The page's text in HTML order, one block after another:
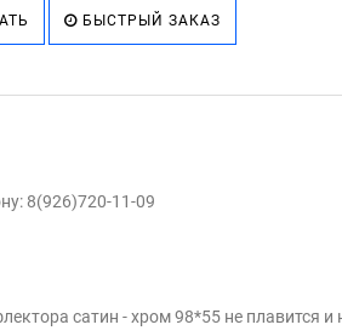
БЫСТРЫЙ ЗАКАЗ
8(926)720-11-09
сатин - хром 98*55 не плавится и